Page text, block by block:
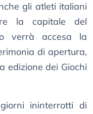
gli atleti italiani
la capitale del
verrà accesa la
di apertura,
edizione dei Giochi
ininterrotti di